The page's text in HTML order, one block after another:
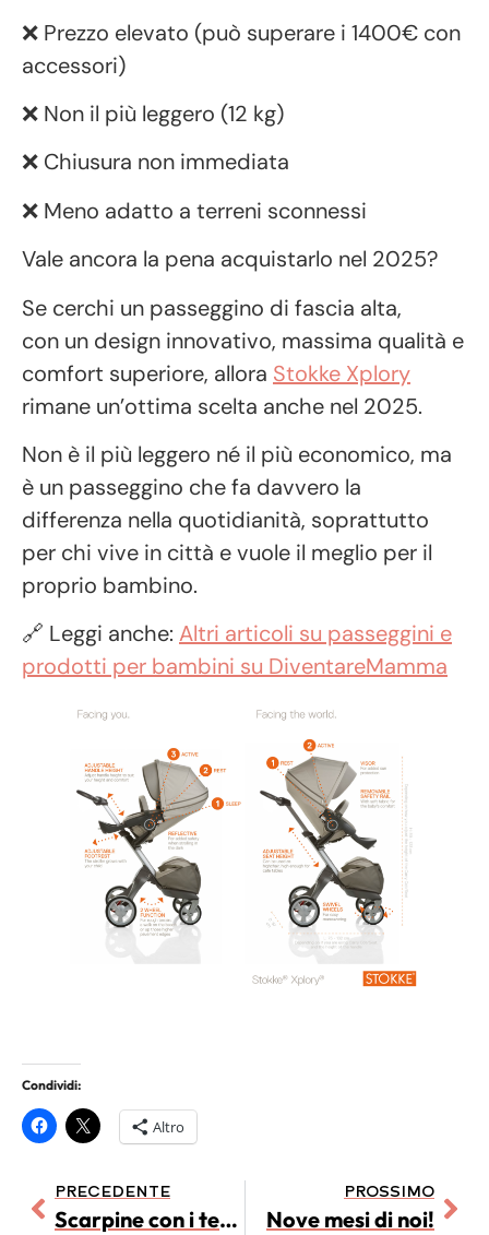
❌ Prezzo elevato (può superare i 1400€ con
accessori)
❌ Non il più leggero (12 kg)
❌ Chiusura non immediata
❌ Meno adatto a terreni sconnessi
Vale ancora la pena acquistarlo nel 2025?
Se cerchi un passeggino di fascia alta,
con un design innovativo, massima qualità e
comfort superiore, allora Stokke Xplory
rimane un’ottima scelta anche nel 2025.
Non è il più leggero né il più economico, ma
è un passeggino che fa davvero la
differenza nella quotidianità, soprattutto
per chi vive in città e vuole il meglio per il
proprio bambino.
🔗 Leggi anche: Altri articoli su passeggini e
prodotti per bambini su DiventareMamma
Condividi:
Altro
PRECEDENTE
Scarpine con i teschi
PROSSIMO
Nove mesi di noi!